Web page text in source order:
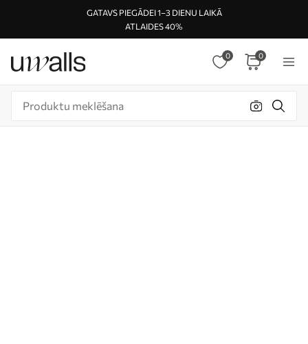
GATAVS PIEGĀDEI 1–3 DIENU LAIKĀ
ATLAIDES 40%
0 0